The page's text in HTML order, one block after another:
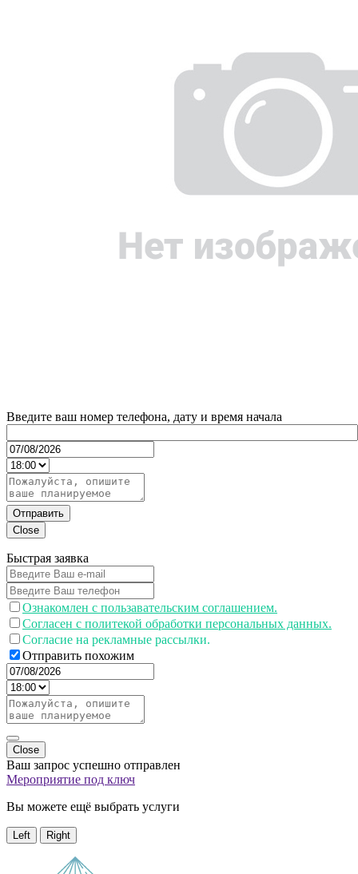
Введите ваш номер телефона, дату и время начала
Отправить
Close
Быстрая заявка
Ознакомлен с пользавательским соглашением.
Согласен с политекой обработки персональных данных.
Согласие на рекламные рассылки.
Отправить похожим
Close
Ваш запрос успешно отправлен
Мероприятие под ключ
Вы можете ещё выбрать услуги
Left Right